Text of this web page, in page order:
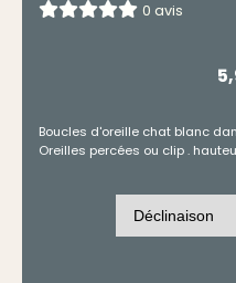
0 avis
Boucles d'oreille chat blanc
Oreilles percées ou clip .